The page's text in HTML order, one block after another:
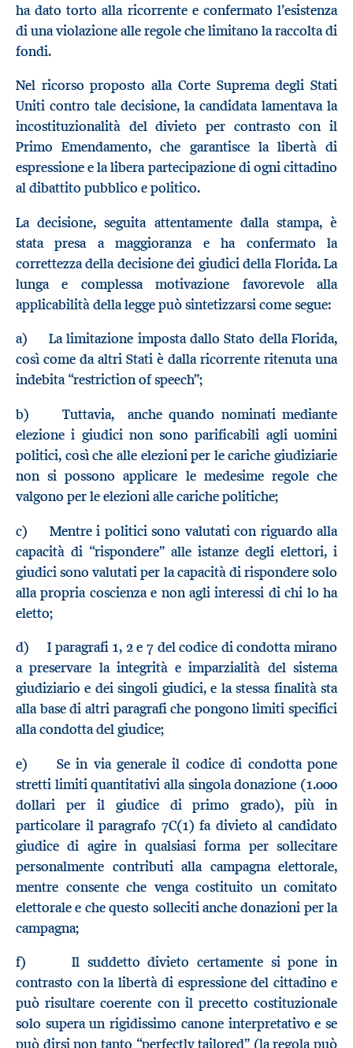
ha dato torto alla ricorrente e confermato l’esistenza
di una violazione alle regole che limitano la raccolta di
fondi.
Nel ricorso proposto alla Corte Suprema degli Stati
Uniti contro tale decisione, la candidata lamentava la
incostituzionalità del divieto per contrasto con il
Primo Emendamento, che garantisce la libertà di
espressione e la libera partecipazione di ogni cittadino
al dibattito pubblico e politico.
La decisione, seguita attentamente dalla stampa, è
stata presa a maggioranza e ha confermato la
correttezza della decisione dei giudici della Florida. La
lunga e complessa motivazione favorevole alla
applicabilità della legge può sintetizzarsi come segue:
a) La limitazione imposta dallo Stato della Florida,
così come da altri Stati è dalla ricorrente ritenuta una
indebita “restriction of speech”;
b) Tuttavia, anche quando nominati mediante
elezione i giudici non sono parificabili agli uomini
politici, così che alle elezioni per le cariche giudiziarie
non si possono applicare le medesime regole che
valgono per le elezioni alle cariche politiche;
c) Mentre i politici sono valutati con riguardo alla
capacità di “rispondere” alle istanze degli elettori, i
giudici sono valutati per la capacità di rispondere solo
alla propria coscienza e non agli interessi di chi lo ha
eletto;
d) I paragrafi 1, 2 e 7 del codice di condotta mirano
a preservare la integrità e imparzialità del sistema
giudiziario e dei singoli giudici, e la stessa finalità sta
alla base di altri paragrafi che pongono limiti specifici
alla condotta del giudice;
e) Se in via generale il codice di condotta pone
stretti limiti quantitativi alla singola donazione (1.000
dollari per il giudice di primo grado), più in
particolare il paragrafo 7C(1) fa divieto al candidato
giudice di agire in qualsiasi forma per sollecitare
personalmente contributi alla campagna elettorale,
mentre consente che venga costituito un comitato
elettorale e che questo solleciti anche donazioni per la
campagna;
f) Il suddetto divieto certamente si pone in
contrasto con la libertà di espressione del cittadino e
può risultare coerente con il precetto costituzionale
solo supera un rigidissimo canone interpretativo e se
può dirsi non tanto “perfectly tailored” (la regola può